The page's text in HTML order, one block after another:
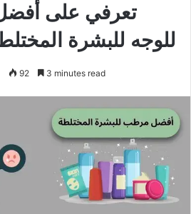
تعرفي على
للوجه للبشرة
92 3 minutes read